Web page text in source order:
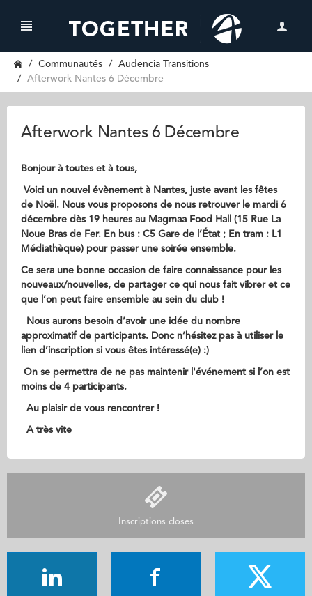
Communautés
Audencia Transitions
Afterwork Nantes 6 Décembre
Afterwork Nantes 6 Décembre
Bonjour à toutes et à tous,
Voici un nouvel évènement à Nantes, juste avant les fêtes
de Noël . Nous vous proposons de nous retrouver le mardi 6
décembre dès 19 heures au Magmaa Food Hall (15 Rue La
Noue Bras de Fer. En bus : C5 Gare de l’État ; En tram : L1
Médiathèque) pour passer une soirée ensemble.
Ce sera une bonne occasion de faire connaissance pour les
nouveaux/nouvelles, de partager ce qui nous fait vibrer et ce
que l’on peut faire ensemble au sein du club !
Nous aurons besoin d’avoir une idée du nombre
approximatif de participants. Donc n’hésitez pas à utiliser le
lien d’inscription si vous êtes intéressé(e) :)
On se permettra de ne pas maintenir l'événement si l’on est
moins de 4 participants.
Au plaisir de vous rencontrer !
A très vite
Inscriptions closes